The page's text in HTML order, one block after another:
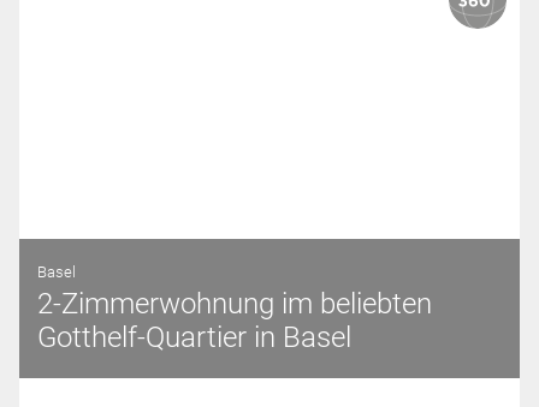
Basel
2-Zimmerwohnung im beliebten
Gotthelf-Quartier in Basel